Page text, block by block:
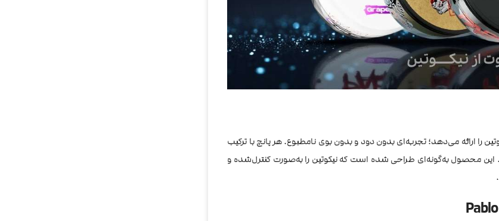
را ارائه می‌دهد؛ تجربه‌ای بدون دود و بدون بوی نامطبوع. هر پانچ با ترکیب
محصول به‌گونه‌ای طراحی شده است که نیکوتین را به‌صورت کنترل‌شده و